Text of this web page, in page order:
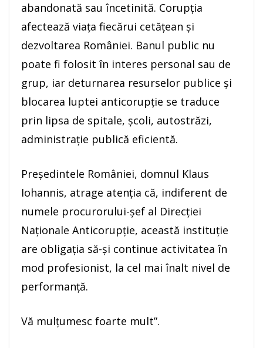
abandonată sau încetinită. Corupţia
afectează viaţa fiecărui cetăţean şi
dezvoltarea României. Banul public nu
poate fi folosit în interes personal sau de
grup, iar deturnarea resurselor publice şi
blocarea luptei anticorupţie se traduce
prin lipsa de spitale, şcoli, autostrăzi,
administraţie publică eficientă.
Preşedintele României, domnul Klaus
Iohannis, atrage atenţia că, indiferent de
numele procurorului-şef al Direcţiei
Naţionale Anticorupţie, această instituţie
are obligaţia să-şi continue activitatea în
mod profesionist, la cel mai înalt nivel de
performanţă.
Vă mulţumesc foarte mult”.